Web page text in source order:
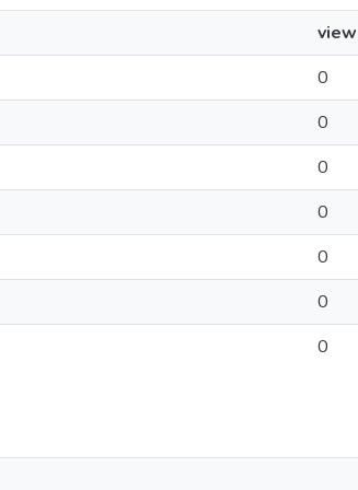
0
0
0
0
0
0
0